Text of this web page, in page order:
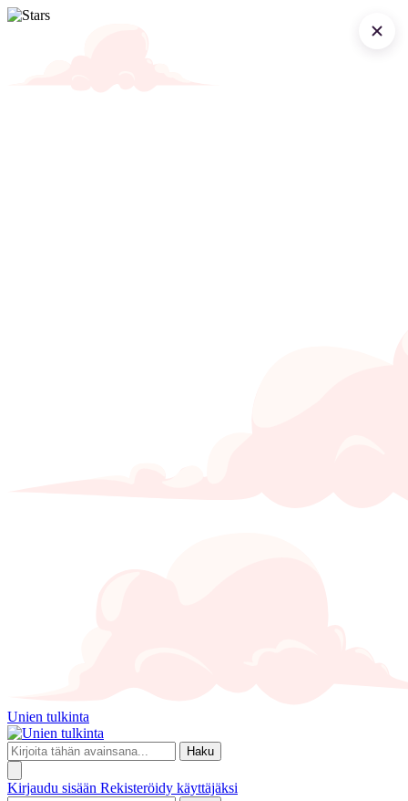
Unien tulkinta
Haku
Kirjaudu sisään Rekisteröidy käyttäjäksi